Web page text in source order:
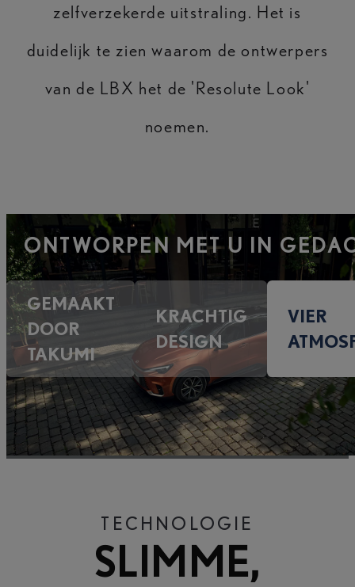
zelfverzekerde uitstraling. Het is
duidelijk te zien waarom de ontwerpers
van de LBX het de 'Resolute Look'
noemen.
ONTWORPEN MET U IN
GEMAAKT
DOOR
TAKUMI
KRACHTIG
DESIGN
VIER
TECHNOLOGIE
SLIMME,